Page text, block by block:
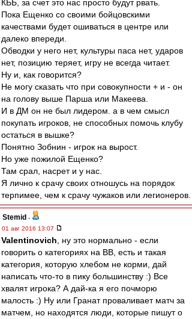
КББ, за счет это нас просто будут рвать.
Пока Ещенко со своими бойцовскими
качествами будет ошиваться в центре или
далеко впереди.
Обводки у него нет, культуры паса нет, ударов
нет, позицию теряет, игру не всегда читает.
Ну и, как говорится?
Не могу сказать что при совокупности + и - он
на голову выше Парша или Макеева.
И в ДМ он не был лидером. а в чем смысл
покупать игроков, не способных помочь клубу
остаться в вышке?
Понятно Зобнин - игрок на вырост.
Но уже пожилой Ещенко?
Там срал, насрет и у нас.
Я лично к срачу своих отношусь на порядок
терпимее, чем к срачу чужаков или легионеров.
Stemid -
01 авг 2016 13:07
Valentinovich , ну это нормально - если
говорить о категориях на ВВ, есть и такая
категория, которую хлебом не корми, дай
написать что-то в пику большинству :) Все
хвалят игрока? А дай-ка я его почморю
малость :) Ну или Гранат проваливает матч за
матчем, но находятся люди, которые пишут о